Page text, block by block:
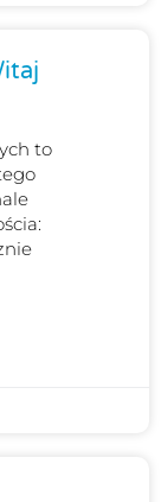
to